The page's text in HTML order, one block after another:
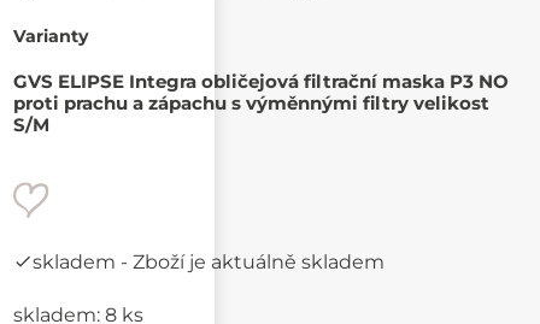
Varianty
GVS ELIPSE Integra obličejová filtrační maska P3 NO
proti prachu a zápachu s výměnnými filtry velikost
S/M
skladem - Zboží je aktuálně skladem
skladem: 8 ks